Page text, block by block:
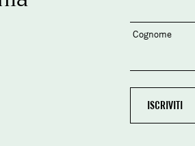
Cognome